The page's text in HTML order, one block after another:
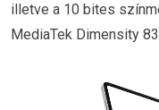
illetve a 10 bites
MediaTek Dimensity